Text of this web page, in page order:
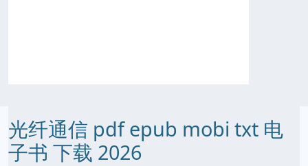
光纤通信 pdf epub mobi txt 电
子书 下载 2026